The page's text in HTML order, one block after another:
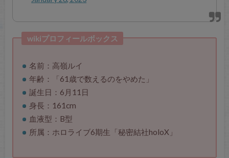
wikiプロフィールボックス
名前：高嶺ルイ
年齢：「61歳で数えるのをやめた」
誕生日：6月11日
身長：161cm
血液型：B型
所属：ホロライブ6期生「秘密結社holoX」